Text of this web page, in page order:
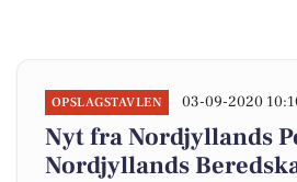
OPSLAGSTAVLEN 03-09-2020
Nyt fra Nordjyllands
Nordjyllands